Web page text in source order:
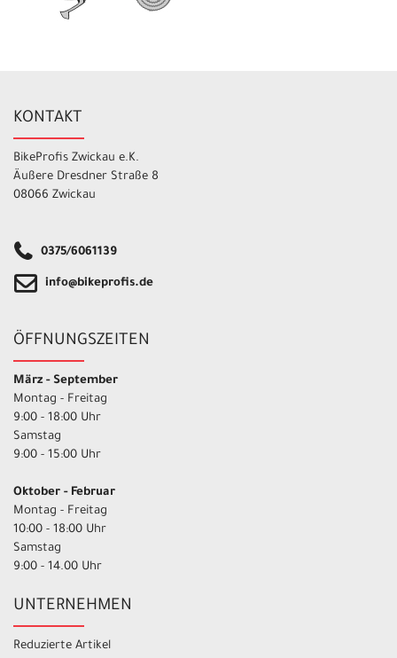
KONTAKT
BikeProfis Zwickau e.K.
Äußere Dresdner Straße 8
08066 Zwickau
0375/6061139
info@bikeprofis.de
ÖFFNUNGSZEITEN
März - September
Montag - Freitag
9:00 - 18:00 Uhr
Samstag
9:00 - 15:00 Uhr
Oktober - Februar
Montag - Freitag
10:00 - 18:00 Uhr
Samstag
9:00 - 14.00 Uhr
UNTERNEHMEN
Reduzierte Artikel